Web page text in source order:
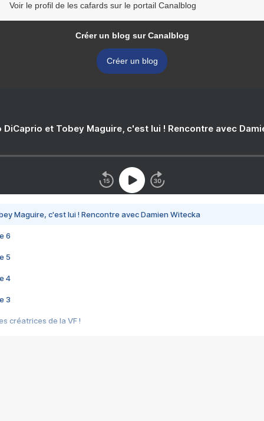
Voir le profil de les cafards sur le portail Canalblog
Créer un blog sur Canalblog
Créer un blog
DiCaprio et Tobey Maguire, c'est lui ! Rencontre avec
Maguire, c'est lui ! Rencontre avec Damien Witecka
6
5
4
3
créatrices de la VF !